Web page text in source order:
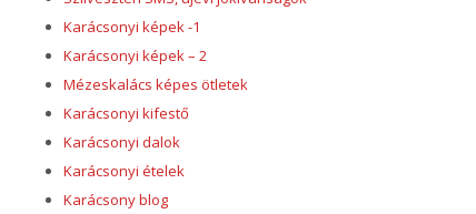
Karácsonyi képek -1
Karácsonyi képek – 2
Mézeskalács képes ötletek
Karácsonyi kifestő
Karácsonyi dalok
Karácsonyi ételek
Karácsony blog